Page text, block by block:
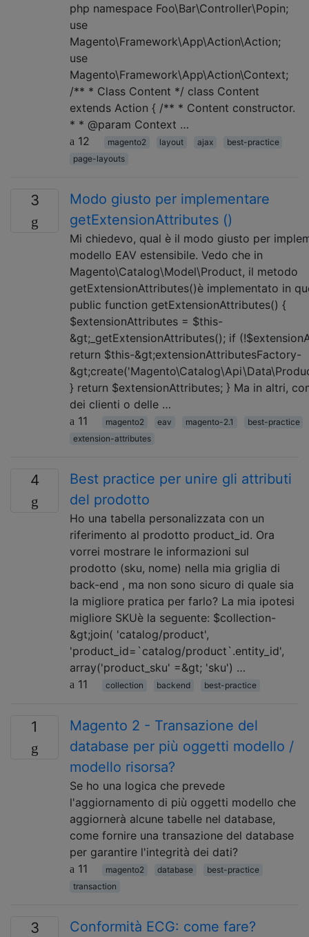
php namespace Foo\Bar\Controller\Popin;
use
Magento\Framework\App\Action\Action;
use
Magento\Framework\App\Action\Context;
/** * Class Content */ class Content
extends Action { /** * Content constructor.
* * @param Context …
12
magento2 layout ajax
best-practice
page-layouts
3
Modo giusto per implementare
getExtensionAttributes ()
Mi chiedevo, qual è il modo giusto per
modello EAV estensibile. Vedo che in
Magento\Catalog\Model\Product, il metodo
getExtensionAttributes()è implementato in
public function getExtensionAttributes() {
$extensionAttributes = $this-
&gt;_getExtensionAttributes(); if
return $this-&gt;extensionAttributesFactory-
} return $extensionAttributes; } Ma in altri,
dei clienti o delle …
11
magento2 eav magento-2.1
best-practice
extension-attributes
4
Best practice per unire gli attributi
del prodotto
Ho una tabella personalizzata con un
riferimento al prodotto product_id. Ora
vorrei mostrare le informazioni sul
prodotto (sku, nome) nella mia griglia di
back-end , ma non sono sicuro di quale sia
la migliore pratica per farlo? La mia ipotesi
migliore SKUè la seguente: $collection-
&gt;join( 'catalog/product',
'product_id=`catalog/product`.entity_id',
array('product_sku' =&gt; 'sku') …
11
collection backend best-practice
1
Magento 2 - Transazione del
database per più oggetti modello /
modello risorsa?
Se ho una logica che prevede
l'aggiornamento di più oggetti modello che
aggiornerà alcune tabelle nel database,
come fornire una transazione del database
per garantire l'integrità dei dati?
11
magento2 database
best-practice
transaction
3 Conformità ECG: come fare?